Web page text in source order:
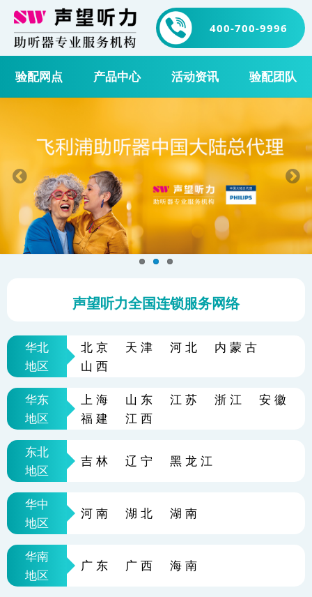
400-700-9996
验配网点 产品中心 活动资讯 验配团队
声望听力全国连锁服务网络
华北 北京 天津 河北
内蒙古
山西
地区
华东 上海 山东 江苏 浙江
安徽
福建
江西
地区
东北
吉林 辽宁 黑龙江
地区
华中
河南 湖北 湖南
地区
华南
广东 广西 海南
地区